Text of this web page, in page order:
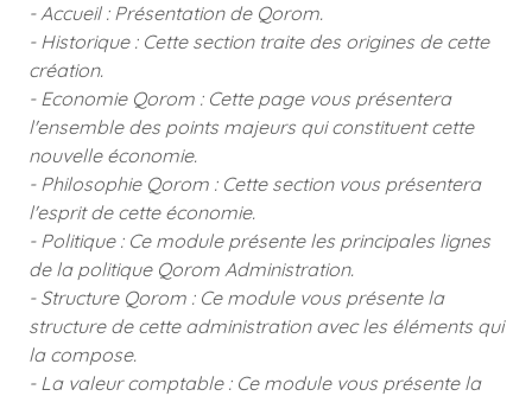
- Accueil : Présentation de Qorom.
- Historique : Cette section traite des origines de cette
création.
- Economie Qorom : Cette page vous présentera
l'ensemble des points majeurs qui constituent cette
nouvelle économie.
- Philosophie Qorom : Cette section vous présentera
l'esprit de cette économie.
- Politique : Ce module présente les principales lignes
de la politique Qorom Administration.
- Structure Qorom : Ce module vous présente la
structure de cette administration avec les éléments qui
la compose.
- La valeur comptable : Ce module vous présente la